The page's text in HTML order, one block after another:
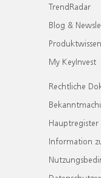
TrendRadar
Blog &
Produktwissen
My KeyInvest
Rechtliche
Hauptregister
Information